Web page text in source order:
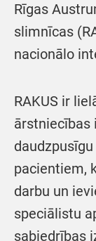
Rīgas
slimnīcas
nacionālo
RAKUS ir
ārstniecības
pacientiem,
darbu un
speciālistu
sabiedrības